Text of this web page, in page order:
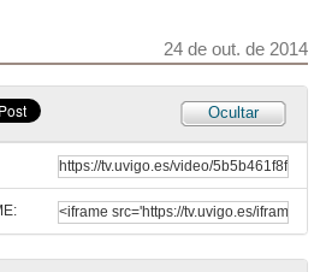
24 de out. de 2014
Ocultar
24 de out. de 2014
A lexitimidade e o medo a emprender. España vs Francia
The Anatomy of Business Failure
24 de out. de 2014